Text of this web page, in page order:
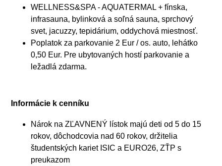
WELLNESS&SPA - AQUATERMAL + fínska,
infrasauna, bylinková a soľná sauna, sprchový
svet, jacuzzy, tepidárium, oddychová miestnosť.
Poplatok za parkovanie 2 Eur / os. auto, lehátko
0,50 Eur. Pre ubytovaných hostí parkovanie a
ležadlá zdarma.
Informácie k cenníku
Nárok na ZĽAVNENÝ lístok majú deti od 5 do 15
rokov, dôchodcovia nad 60 rokov, držitelia
študentských kariet ISIC a EURO26, ZŤP s
preukazom